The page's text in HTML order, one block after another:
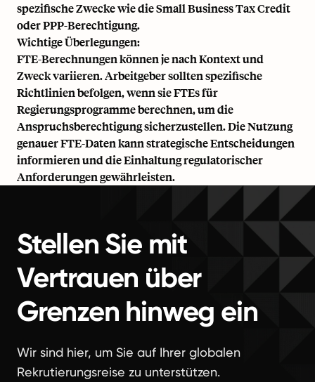
spezifische Zwecke wie die Small Business Tax Credit
oder PPP-Berechtigung.
Wichtige Überlegungen:
FTE-Berechnungen können je nach Kontext und
Zweck variieren. Arbeitgeber sollten spezifische
Richtlinien befolgen, wenn sie FTEs für
Regierungsprogramme berechnen, um die
Anspruchsberechtigung sicherzustellen. Die Nutzung
genauer FTE-Daten kann strategische Entscheidungen
informieren und die Einhaltung regulatorischer
Anforderungen gewährleisten.
Stellen Sie mit
Vertrauen über
Grenzen hinweg ein
Wir sind hier, um Sie auf Ihrer globalen
Rekrutierungsreise zu unterstützen.